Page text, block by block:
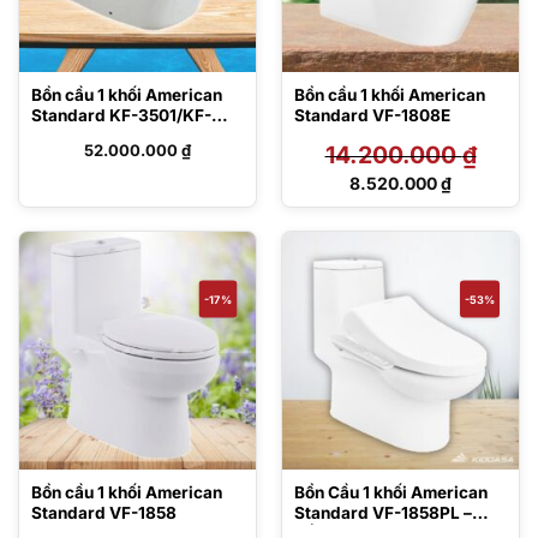
Bồn cầu 1 khối American
Standard KF-3501/KF-
52.000.000₫
Bồn cầu 1 khối American
Standard VF-1808E
14.200.000₫
Giá
8.520.000₫
Giá
8.520.000 ₫.
-17%
Bồn cầu 1 khối American
Standard VF-1858
-53%
Bồn Cầu 1 khối American
Standard VF-1858PL –